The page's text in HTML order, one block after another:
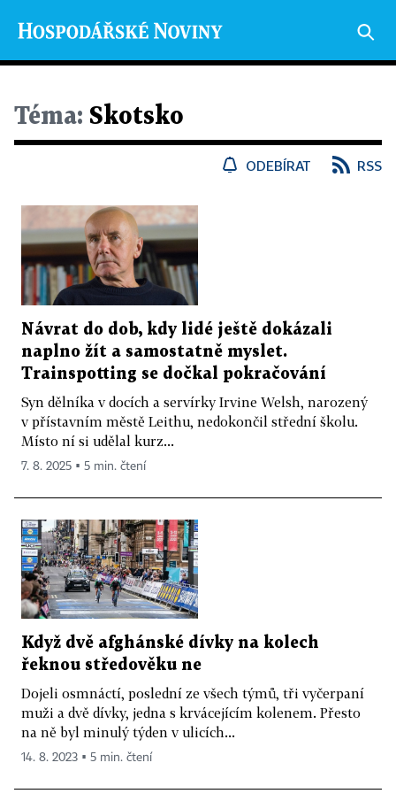
Téma: Skotsko
ODEBÍRAT RSS
Návrat do dob, kdy lidé ještě dokázali
naplno žít a samostatně myslet.
Trainspotting se dočkal pokračování
Syn dělníka v docích a servírky Irvine Welsh, narozený
v přístavním městě Leithu, nedokončil střední školu.
Místo ní si udělal kurz...
7. 8. 2025 ▪ 5 min. čtení
Když dvě afghánské dívky na kolech
řeknou středověku ne
Dojeli osmnáctí, poslední ze všech týmů, tři vyčerpaní
muži a dvě dívky, jedna s krvácejícím kolenem. Přesto
na ně byl minulý týden v ulicích...
14. 8. 2023 ▪ 5 min. čtení